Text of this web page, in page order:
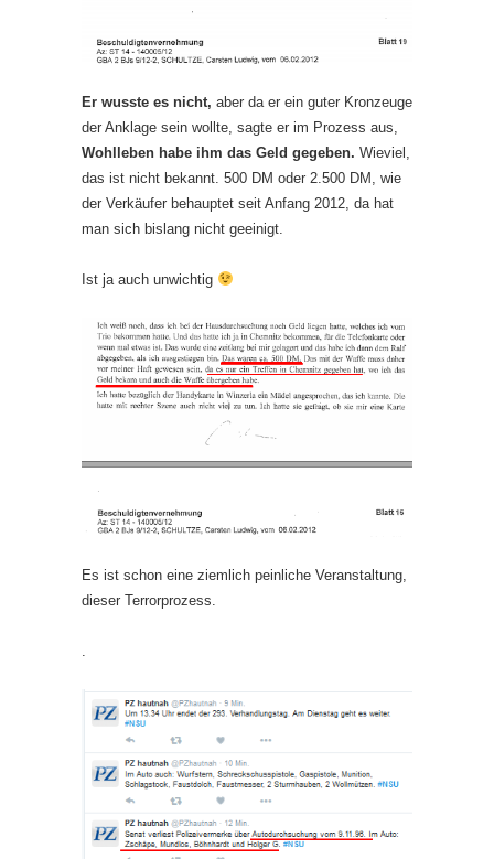
Er wusste es nicht, aber da er ein guter Kronzeuge
der Anklage sein wollte, sagte er im Prozess aus,
Wohlleben habe ihm das Geld gegeben. Wieviel,
das ist nicht bekannt. 500 DM oder 2.500 DM, wie
der Verkäufer behauptet seit Anfang 2012, da hat
man sich bislang nicht geeinigt.
Ist ja auch unwichtig
Es ist schon eine ziemlich peinliche Veranstaltung,
dieser Terrorprozess.
.